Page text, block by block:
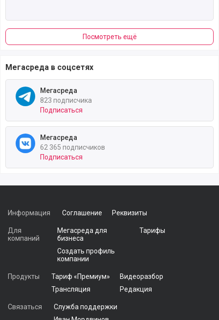
Посмотреть ещё
Мегасреда в соцсетях
Мегасреда
823 подписчика
Подписаться
Мегасреда
62 365 подписчиков
Подписаться
Информация Соглашение Реквизиты
Для
компаний
Мегасреда для
бизнеса
Тарифы
Создать профиль
компании
Продукты Тариф «Премиум»
Видеоразбор
Трансляция
Редакция
Связаться
Служба поддержки